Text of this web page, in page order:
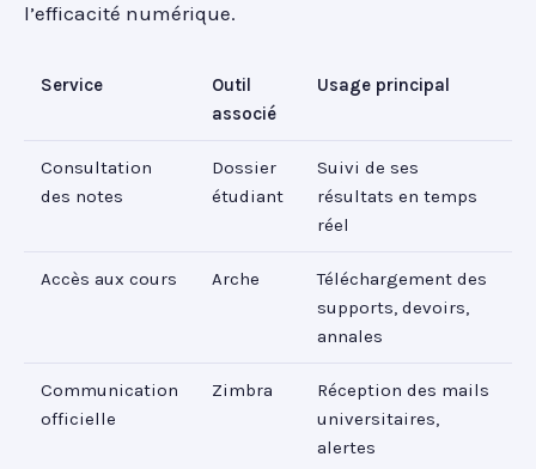
l’efficacité numérique.
Service
Outil
associé
Usage principal
Consultation
des notes
Dossier
étudiant
Suivi de ses
résultats en temps
réel
Accès aux cours Arche
Téléchargement des
supports, devoirs,
annales
Communication
officielle
Zimbra
Réception des mails
universitaires,
alertes